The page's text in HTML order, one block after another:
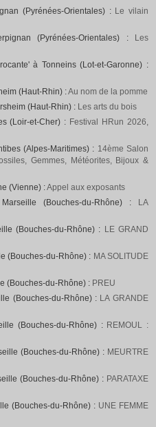
(Pyrénées-Orientales) : Le vilain
(Pyrénées-Orientales) :
Les
à Tonneins (Lot-et-Garonne) :
(Haut-Rhin) :Au nom de la pomme
(Haut-Rhin) : Les arts du bois
(Loir-et-Cher) : Festival HRun 2026,
(Alpes-Maritimes) : 14ème Salon
Gemmes, Météorites, Bijoux &
(Vienne) :Appel aux exposants
(Bouches-du-Rhône) :
LA
(Bouches-du-Rhône) : LE GRAND
(Bouches-du-Rhône) : MA SOLITUDE
(Bouches-du-Rhône) : PREU
(Bouches-du-Rhône) : LA GRANDE
(Bouches-du-Rhône) : REMOUL :
(Bouches-du-Rhône) : MEURTRE
(Bouches-du-Rhône) : PARATAXE
(Bouches-du-Rhône) : UNE FEMME